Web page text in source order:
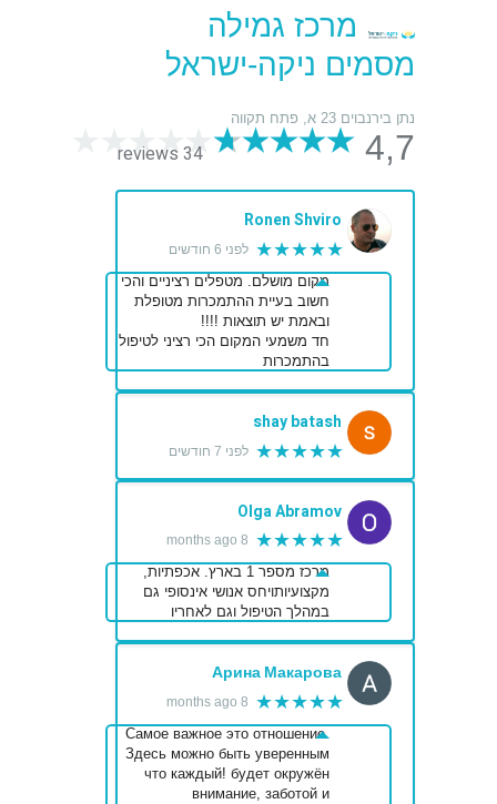
מרכז גמילה
מסמים ניקה-ישראל
נתן בירנבוים 23 א, פתח תקווה
4,7
34 reviews
Ronen Shviro
★★★★★ לפני 6 חודשים
מקום מושלם. מטפלים רציניים והכי
חשוב בעיית ההתמכרות מטופלת
ובאמת יש תוצאות !!!!
חד משמעי המקום הכי רציני לטיפול
בהתמכרות
shay batash
★★★★★ לפני 7 חודשים
Olga Abramov
★★★★★
8 months ago
מרכז מספר 1 בארץ. אכפתיות,
מקצועיותויחס אנושי אינסופי גם
במהלך הטיפול וגם לאחריו
Арина Макарова
★★★★★
8 months ago
Самое важное это отношение.
Здесь можно быть уверенным
что каждый! будет окружён
внимание, заботой и